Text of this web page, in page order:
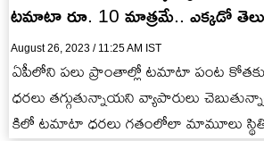
టమాటా రూ. 10 మాత్రమే.. ఎక్కడో
August 26, 2023 / 11:25 AM IST
ఏపీలోని పలు ప్రాంతాల్లో టమాటా పంట
ధరలు తగ్గుతున్నాయని వ్యాపారులు
కిలో టమాటా ధరలు గతంలోలా మామూలు